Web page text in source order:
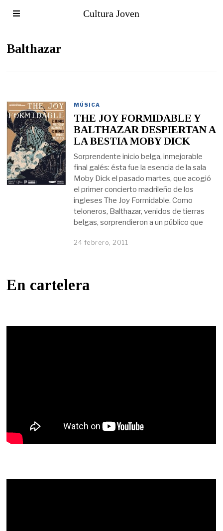
Cultura Joven
Balthazar
MÚSICA
THE JOY FORMIDABLE Y
BALTHAZAR DESPIERTAN A
LA BESTIA MOBY DICK
Sorprendente inicio belga, inmejorable
final galés: ésta fue la esencia de la sala
Moby Dick el pasado martes, que acogió
el primer concierto madrileño de los
ingleses The Joy Formidable. Como
teloneros, Balthazar, venidos de tierras
belgas, sorprendieron a un público que
24 febrero, 2011
En cartelera